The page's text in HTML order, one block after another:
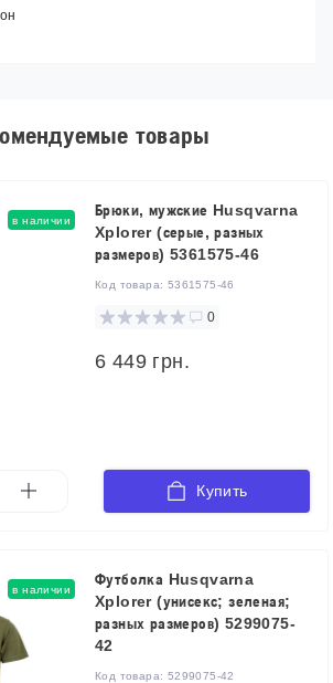
товары
в наличии
Брюки, мужские Husqvarna
Xplorer (серые, разных
размеров) 5361575-46
Код товара: 5361575-46
0
6 449 грн.
Купить
в наличии
Футболка Husqvarna
Xplorer (унисекс; зеленая;
разных размеров) 5299075-
42
Код товара: 5299075-42